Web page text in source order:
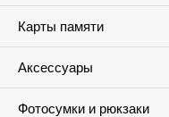
Карты памяти
Аксессуары
Фотосумки и рюкзаки